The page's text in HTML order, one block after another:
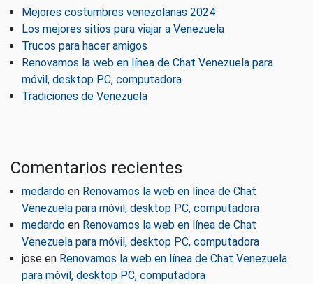
Mejores costumbres venezolanas 2024
Los mejores sitios para viajar a Venezuela
Trucos para hacer amigos
Renovamos la web en línea de Chat Venezuela para
móvil, desktop PC, computadora
Tradiciones de Venezuela
Comentarios recientes
medardo en Renovamos la web en línea de Chat
Venezuela para móvil, desktop PC, computadora
medardo en Renovamos la web en línea de Chat
Venezuela para móvil, desktop PC, computadora
jose en Renovamos la web en línea de Chat Venezuela
para móvil, desktop PC, computadora